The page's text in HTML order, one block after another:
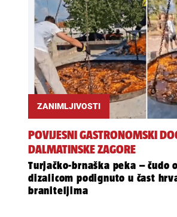
ZANIMLJIVOSTI
POVIJESNI GASTRONOMSKI
DALMATINSKE ZAGORE
Turjačko-brnaška peka –
dizalicom podignuto u čast
braniteljima